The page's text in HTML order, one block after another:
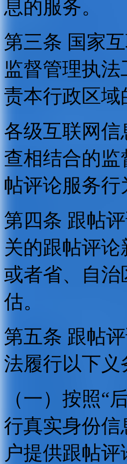
息的服务。
第三条 国家
监督管理执
责本行政区
各级互联网
查相结合的
帖评论服务行
第四条 跟帖
关的跟帖评
或者省、自
估。
第五条 跟帖
法履行以下义
（一）按照“
行真实身份
户提供跟帖评